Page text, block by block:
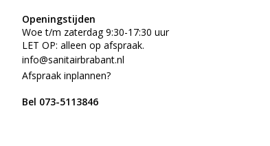
Openingstijden
Woe t/m zaterdag 9:30-17:30 uur
LET OP: alleen op afspraak.
info@sanitairbrabant.nl
Afspraak inplannen?
Bel 073-5113846